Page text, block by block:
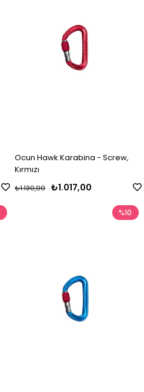
Ocun Hawk Karabina - Screw,
Kırmızı
₺1.017,00
₺1.130,00
%10